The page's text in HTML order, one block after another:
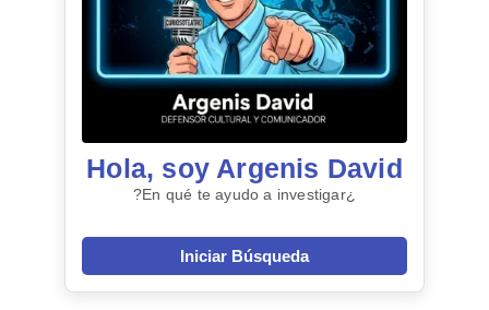
Hola, soy Argenis David
¿En qué te ayudo a investigar?
Iniciar Búsqueda